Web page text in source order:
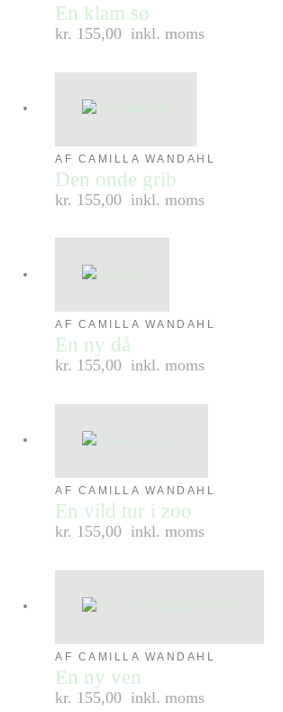
En klam sø
kr. 155,00 inkl. moms
AF CAMILLA WANDAHL
Den onde grib
kr. 155,00 inkl. moms
AF CAMILLA WANDAHL
En ny då
kr. 155,00 inkl. moms
AF CAMILLA WANDAHL
En vild tur i zoo
kr. 155,00 inkl. moms
AF CAMILLA WANDAHL
En ny ven
kr. 155,00 inkl. moms